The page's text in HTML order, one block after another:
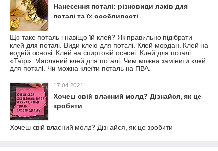
Нанесення поталі: різновиди лаків для
поталі та їх особливості
Що таке поталь і навіщо їй клей? Як правильно підібрати
клей для поталі. Види клею для поталі. Клей мордан. Клей на
водній основі. Клей на спиртовій основі. Клей для поталі
«Таїр». Масляний клей для поталі. Чим можна замінити клей
для поталі. Чи можна клеїти поталь на ПВА.
17.04.2021
Хочеш свій власний молд? Дізнайся, як це
зробити
Хочеш свій власний молд? Дізнайся, як це зробити